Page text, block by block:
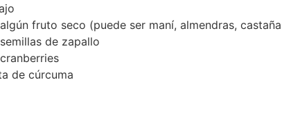
fruto seco (puede ser maní, almendras,
de zapallo
de cúrcuma